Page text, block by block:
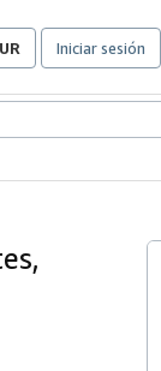
Iniciar sesión